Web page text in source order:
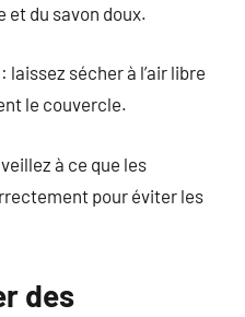
et du savon doux.
sécher à l’air libre
le couvercle.
à ce que les
pour éviter les
des